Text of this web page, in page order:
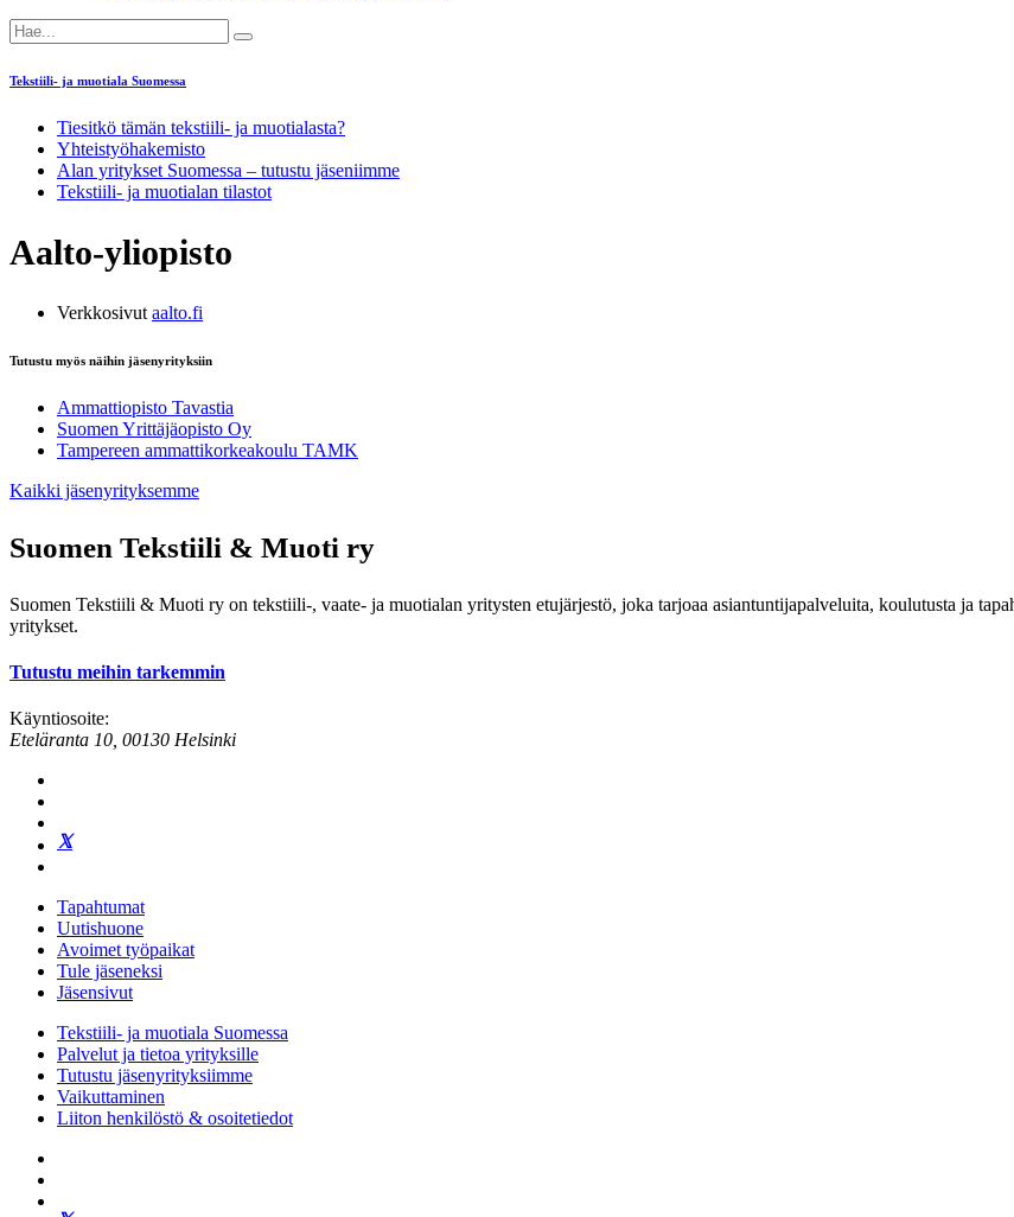
Tekstiili- ja muotiala Suomessa
Tiesitkö tämän tekstiili- ja muotialasta?
Yhteistyö­hakemisto
Alan yritykset Suomessa – tutustu jäseniimme
Tekstiili- ja muotialan tilastot
Aalto-yliopisto
Verkkosivut aalto.fi
Tutustu myös näihin jäsenyrityksiin
Ammattiopisto Tavastia
Suomen Yrittäjäopisto Oy
Tampereen ammattikorkeakoulu TAMK
Kaikki jäsenyrityksemme
Suomen Tekstiili & Muoti ry
Suomen Tekstiili & Muoti ry on tekstiili-, vaate- ja muotialan yritysten etujärjestö, joka tarjoaa asiantuntijapalveluita, koulutusta ja
yritykset.
Tutustu meihin tarkemmin
Käyntiosoite:
Eteläranta 10, 00130 Helsinki
Tapahtumat
Uutishuone
Avoimet työpaikat
Tule jäseneksi
Jäsensivut
Tekstiili- ja muotiala Suomessa
Palvelut ja tietoa yrityksille
Tutustu jäsenyrityksiimme
Vaikuttaminen
Liiton henkilöstö & osoitetiedot